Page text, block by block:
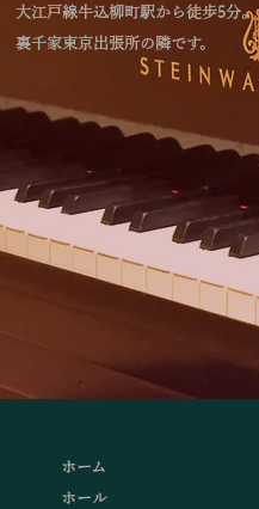
大江戸線牛込柳町駅から徒歩5分。
裏千家東京出張所の隣です。
ホーム
ホール